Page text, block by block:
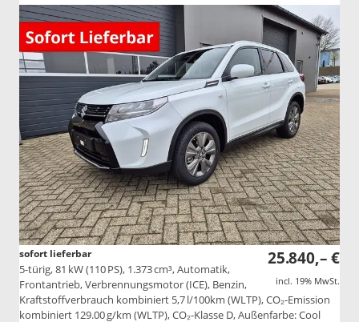
25.840,– €
incl. 19% MwSt.
sofort lieferbar
5-türig, 81 kW (110 PS), 1.373 cm³, Automatik,
Frontantrieb, Verbrennungsmotor (ICE), Benzin,
Kraftstoffverbrauch kombiniert 5,7 l/100km (WLTP), CO₂-Emission
kombiniert 129.00 g/km (WLTP), CO₂-Klasse D, Außenfarbe: Cool